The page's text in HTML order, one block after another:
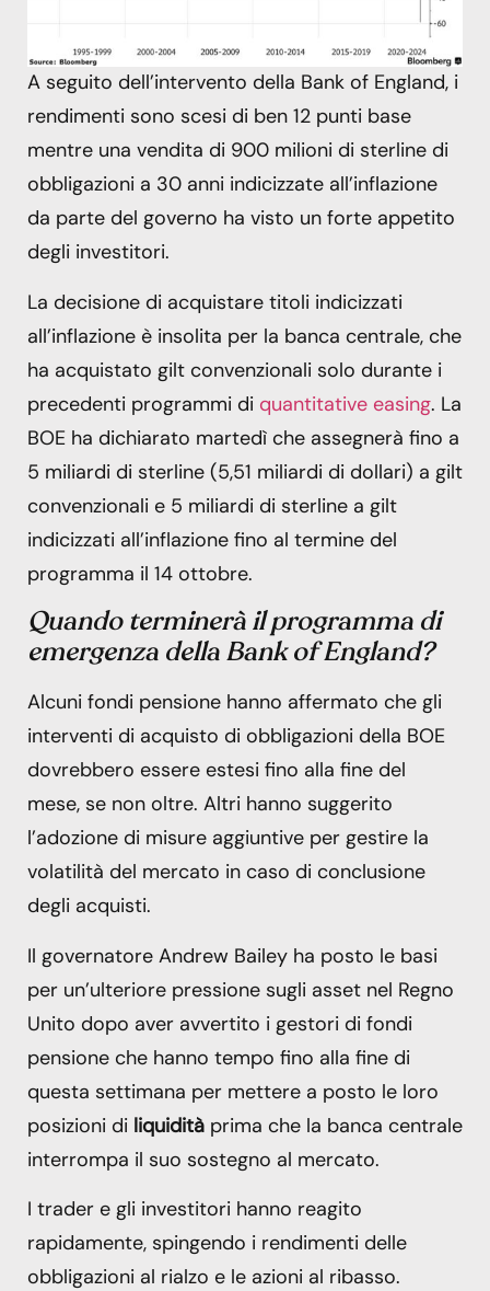
A seguito dell’intervento della Bank of England, i
rendimenti sono scesi di ben 12 punti base
mentre una vendita di 900 milioni di sterline di
obbligazioni a 30 anni indicizzate all’inflazione
da parte del governo ha visto un forte appetito
degli investitori.
La decisione di acquistare titoli indicizzati
all’inflazione è insolita per la banca centrale, che
ha acquistato gilt convenzionali solo durante i
precedenti programmi di quantitative easing. La
BOE ha dichiarato martedì che assegnerà fino a
5 miliardi di sterline (5,51 miliardi di dollari) a gilt
convenzionali e 5 miliardi di sterline a gilt
indicizzati all’inflazione fino al termine del
programma il 14 ottobre.
Quando terminerà il programma di
emergenza della Bank of England?
Alcuni fondi pensione hanno affermato che gli
interventi di acquisto di obbligazioni della BOE
dovrebbero essere estesi fino alla fine del
mese, se non oltre. Altri hanno suggerito
l’adozione di misure aggiuntive per gestire la
volatilità del mercato in caso di conclusione
degli acquisti.
Il governatore Andrew Bailey ha posto le basi
per un’ulteriore pressione sugli asset nel Regno
Unito dopo aver avvertito i gestori di fondi
pensione che hanno tempo fino alla fine di
questa settimana per mettere a posto le loro
posizioni di liquidità prima che la banca centrale
interrompa il suo sostegno al mercato.
I trader e gli investitori hanno reagito
rapidamente, spingendo i rendimenti delle
obbligazioni al rialzo e le azioni al ribasso.